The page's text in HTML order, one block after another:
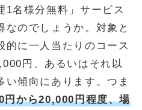
1名様分無料」サービス
なのでしょうか。対象と
的に一人当たりのコース
円、あるいはそれ以
い傾向にあります。つま
円から20,000円程度、場